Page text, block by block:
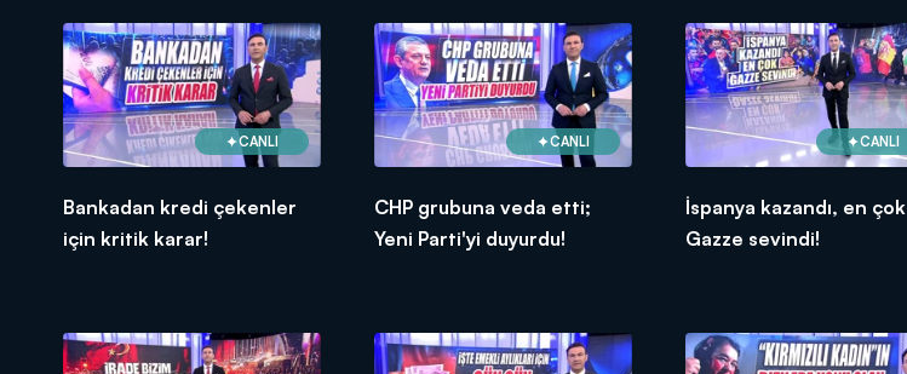
CANLI
Bankadan kredi çekenler
için kritik karar!
CANLI
CHP grubuna veda etti;
Yeni Parti'yi duyurdu!
CANLI
İspanya kazandı, en çok
Gazze sevindi!